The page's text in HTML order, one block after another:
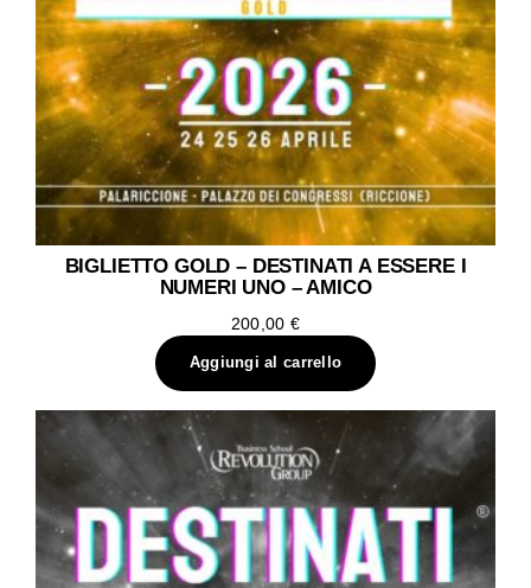
BIGLIETTO GOLD – DESTINATI A ESSERE I
NUMERI UNO – AMICO
200,00 €
Aggiungi al carrello